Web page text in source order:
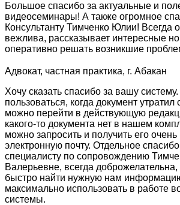
Большое спасибо за актуальные и
видеосеминары! А также огромное
Консультанту Тимченко Юлии! Всегда
вежлива, рассказывает интересные
оперативно решать возникшие
Адвокат, частная практика, г. Абакан
Хочу сказать спасибо за вашу
пользоваться, когда документ
можно перейти в действующую
какого-то документа нет в нашем
можно запросить и получить его
электронную почту. Отдельное
специалисту по сопровождению
Валерьевне, всегда
быстро найти нужную нам
максимально использовать в работе
системы.